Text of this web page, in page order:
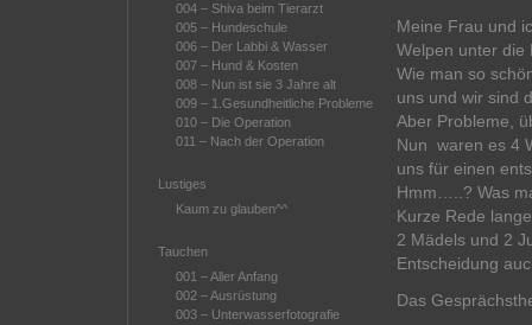
004 – Shiva beim Tierarzt
005 – Hundeschule
006 – Der Labbi & Wasser
007 – Hund & Kosten
008 – Nun ist sie 3 Jahre alt
009 – 1.Gesundheitliche Probleme
010 – Die Operation
011 – Nach der Operation
Lustiges
Kaum zu glauben^^
Tauchen
001 – Aller Anfang
002 – Ausrüstung
003 – Unterwasserfotografie
Meine Frau und
Welpen unter die
Wie man so
uns und wir sind
Aber Probleme,
Nun waren es 4
uns für einen
Hmm…..? Was
Kurze Rede
2 Mädels und 2
Entscheidung
Das